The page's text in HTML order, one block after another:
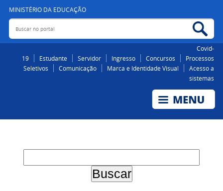
MINISTÉRIO DA EDUCAÇÃO
Buscar no portal
Covid-
19
Estudante Servidor Ingresso Concursos
Processos
Seletivos
Comunicação Marca e Identidade Visual
Acesso a
sistemas